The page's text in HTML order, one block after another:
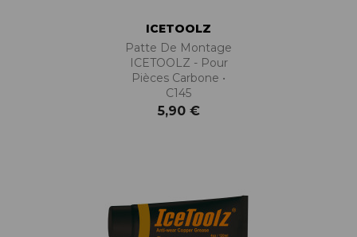
ICETOOLZ
Patte De Montage
ICETOOLZ - Pour
Pièces Carbone •
C145
5,90 €